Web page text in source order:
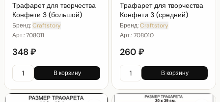
Трафарет для творчества
Конфети 3 (большой)
Бренд:Craftstory
Арт.:708011
348 ₽
В корзину
Трафарет для творчества
Конфети 3 (средний)
Бренд:Craftstory
Арт.:708010
260 ₽
В корзину